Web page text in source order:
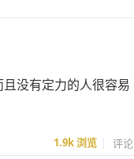
没有定力的人很容易
1.9k浏览 评论